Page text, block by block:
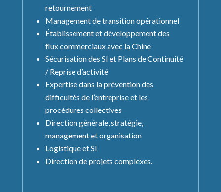
retournement
Management de transition opérationnel
Établissement et développement des
flux commerciaux avec la Chine
Sécurisation des SI et Plans de Continuité
/ Reprise d’activité
Expertise dans la prévention des
difficultés de l’entreprise et les
procédures collectives
Direction générale, stratégie,
management et organisation
Logistique et SI
Direction de projets complexes.